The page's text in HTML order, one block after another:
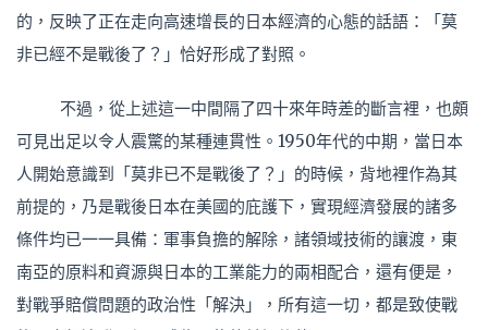
的，反映了正在走向高速增長的日本經濟的心態的話語：「莫
非已經不是戰後了？」恰好形成了對照。
不過，從上述這一中間隔了四十來年時差的斷言裡，也頗
可見出足以令人震驚的某種連貫性。1950年代的中期，當日本
人開始意識到「莫非已不是戰後了？」的時候，背地裡作為其
前提的，乃是戰後日本在美國的庇護下，實現經濟發展的諸多
條件均已一一具備：軍事負擔的解除，諸領域技術的讓渡，東
南亞的原料和資源與日本的工業能力的兩相配合，還有便是，
對戰爭賠償問題的政治性「解決」，所有這一切，都是致使戰